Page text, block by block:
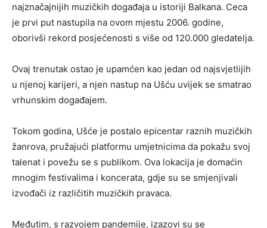
najznačajnijih muzičkih događaja u istoriji Balkana. Ceca
je prvi put nastupila na ovom mjestu 2006. godine,
oborivši rekord posjećenosti s više od 120.000 gledatelja.
Ovaj trenutak ostao je upamćen kao jedan od najsvjetlijih
u njenoj karijeri, a njen nastup na Ušću uvijek se smatrao
vrhunskim događajem.
Tokom godina, Ušće je postalo epicentar raznih muzičkih
žanrova, pružajući platformu umjetnicima da pokažu svoj
talenat i povežu se s publikom. Ova lokacija je domaćin
mnogim festivalima i koncerata, gdje su se smjenjivali
izvođači iz različitih muzičkih pravaca.
Međutim, s razvojem pandemije, izazovi su se